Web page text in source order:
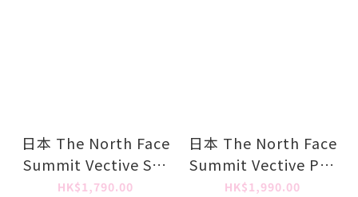
日本 The North Face
Summit Vective Sky
2 男/女裝跑鞋
HK$1,790.00
日本 The North Face
Summit Vective Pro
3 男/女裝跑鞋
HK$1,990.00